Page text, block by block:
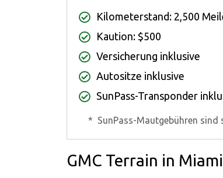
Kilometerstand: 2,500
Kaution: $500
Versicherung inklusive
Autositze inklusive
SunPass-Transponder
* SunPass-Mautgebühren sind
GMC Terrain in